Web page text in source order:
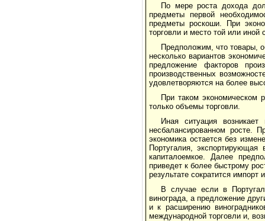
По мере роста дохода
предметы первой
предметы роскоши. При
торговли и место той или иной
Предположим, что товары,
несколько вариантов
предложение факторов
производственных
удовлетворяются на более
При таком экономическом
только объемы торговли.
Иная ситуация
несбалансированном росте.
экономика остается без
Португалия,
капиталоемкое. Далее
приведет к более быстрому
результате сократится
В случае если в
винограда, а предложение
и к расширению
международной торговли и,